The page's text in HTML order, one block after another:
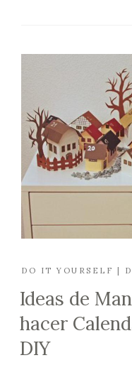
DO IT YOURSELF |
Ideas de
hacer
DIY